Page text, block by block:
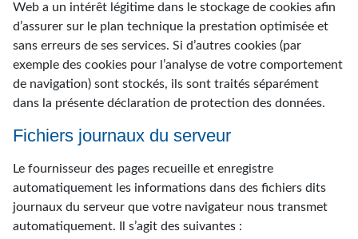
Web a un intérêt légitime dans le stockage de cookies afin
d’assurer sur le plan technique la prestation optimisée et
sans erreurs de ses services. Si d’autres cookies (par
exemple des cookies pour l’analyse de votre comportement
de navigation) sont stockés, ils sont traités séparément
dans la présente déclaration de protection des données.
Fichiers journaux du serveur
Le fournisseur des pages recueille et enregistre
automatiquement les informations dans des fichiers dits
journaux du serveur que votre navigateur nous transmet
automatiquement. Il s’agit des suivantes :